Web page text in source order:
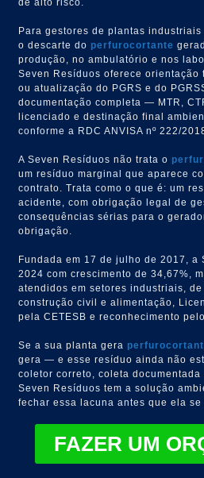
Para gestores de plantas
o descarte do perfurocortante
produção, no ambulatório e nos
Seven Resíduos oferece
ou atualização do PGRS e do
documentação completa — MTR,
licenciado e destinação final
conforme a RDC ANVISA nº 222/
A Seven Resíduos não trata o
um resíduo marginal que aparece
contrato. Trata como o que é: um
acidente, com obrigação legal de
consequências sérias para o
obrigação.
Fundada em 17 de julho de 2017, a
2024 com crescimento de 34,67%,
atendidos em setores industriais,
construção civil e alimentação,
pela CETESB e reconhecimento
Se a sua planta gera
gera — e esse resíduo ainda não
coletor correto, coleta documentada
Seven Resíduos tem a solução
fechar essa lacuna antes que ela se
FAZER UM